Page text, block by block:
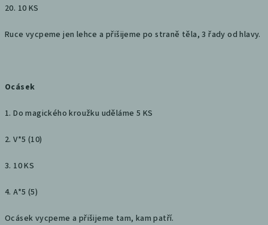
20. 10 KS
Ruce vycpeme jen lehce a přišijeme po straně těla, 3 řady od hlavy.
Ocásek
1. Do magického kroužku uděláme 5 KS
2. V*5 (10)
3. 10 KS
4. A*5 (5)
Ocásek vycpeme a přišijeme tam, kam patří.